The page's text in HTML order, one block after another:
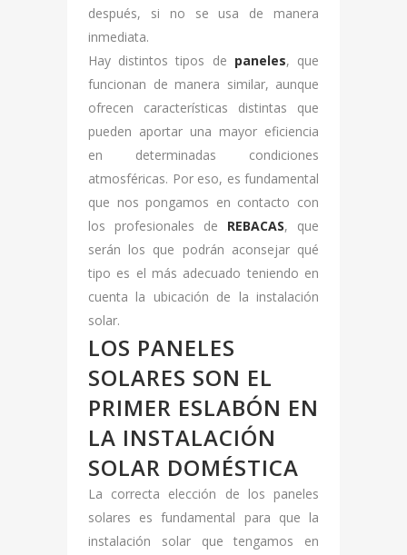
después, si no se usa de manera
inmediata.
Hay distintos tipos de paneles, que
funcionan de manera similar, aunque
ofrecen características distintas que
pueden aportar una mayor eficiencia
en determinadas condiciones
atmosféricas. Por eso, es fundamental
que nos pongamos en contacto con
los profesionales de REBACAS, que
serán los que podrán aconsejar qué
tipo es el más adecuado teniendo en
cuenta la ubicación de la instalación
solar.
LOS PANELES
SOLARES SON EL
PRIMER ESLABÓN EN
LA INSTALACIÓN
SOLAR DOMÉSTICA
La correcta elección de los paneles
solares es fundamental para que la
instalación solar que tengamos en